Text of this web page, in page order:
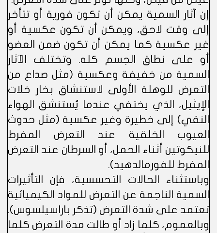
إن آثار السمية يمكن أن تكون فورية أو تتأخر
إلى وقت لاحق، ويمكن أن تكون عكسية أو
غير عكسية كما يمكن أن تكون ضمن العضو
أو على نطاق الجسم كله. وتختلف الآثار
السمية من خفيفة وعكسية (مثل صداع من
التعرض للوهلة الأولى لاستنشاق بخار خلات
الإيثيل، الذي يختفي عندما يُستنشق الهواء
النقي) إلى خطيرة وغير عكسية (مثل حدوث
العيوب الخلقية عند التعرض المفرط
للنيكوتين أثناء الحمل، أو السرطان عند التعرض
المفرط للفورمالدهيد).
وباستثناء الحالات التحسسية، فإن التأثيرات
السمية الناجمة عن التعرض للمواد الكيميائية
تعتمد على شدة التعرض (تذكر باراسيلسوس).
وبالعموم، كلما زاد أو طالت مدة التعرض كلما